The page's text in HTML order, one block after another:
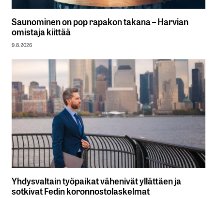
Saunominen on pop rapakon takana – Harvian
omistaja kiittää
9.8.2026
Yhdysvaltain työpaikat vähenivät yllättäen ja
sotkivat Fedin koronnostolaskelmat